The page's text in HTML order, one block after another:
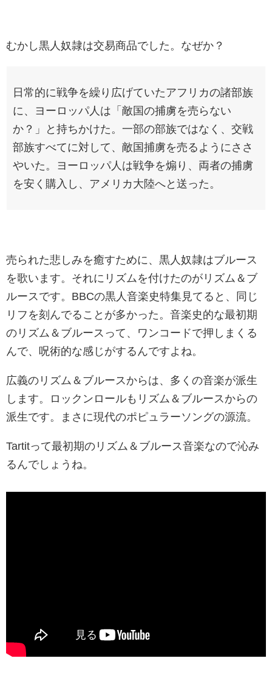
むかし黒人奴隷は交易商品でした。なぜか？
日常的に戦争を繰り広げていたアフリカの諸部族
に、ヨーロッパ人は「敵国の捕虜を売らない
か？」と持ちかけた。一部の部族ではなく、交戦
部族すべてに対して、敵国捕虜を売るようにささ
やいた。ヨーロッパ人は戦争を煽り、両者の捕虜
を安く購入し、アメリカ大陸へと送った。
売られた悲しみを癒すために、黒人奴隷はブルース
を歌います。それにリズムを付けたのがリズム＆ブ
ルースです。BBCの黒人音楽史特集見てると、同じ
リフを刻んでることが多かった。音楽史的な最初期
のリズム＆ブルースって、ワンコードで押しまくる
んで、呪術的な感じがするんですよね。
広義のリズム＆ブルースからは、多くの音楽が派生
します。ロックンロールもリズム＆ブルースからの
派生です。まさに現代のポピュラーソングの源流。
Tartitって最初期のリズム＆ブルース音楽なので沁み
るんでしょうね。